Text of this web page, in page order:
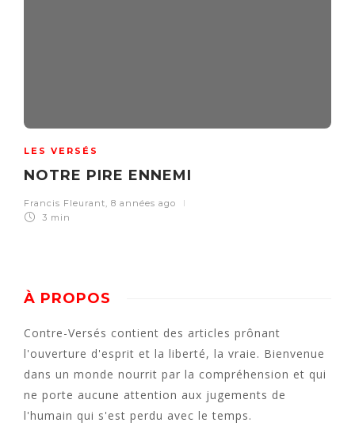
LES VERSÉS
NOTRE PIRE ENNEMI
Francis Fleurant, 8 années ago
3 min
À PROPOS
Contre-Versés contient des articles prônant
l'ouverture d'esprit et la liberté, la vraie. Bienvenue
dans un monde nourrit par la compréhension et qui
ne porte aucune attention aux jugements de
l'humain qui s'est perdu avec le temps.